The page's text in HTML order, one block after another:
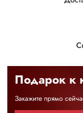
Подарок к
Закажите прямо